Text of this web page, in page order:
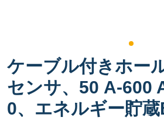
ケーブル付きホー
センサ、50 A-600
0、エネルギー貯蔵